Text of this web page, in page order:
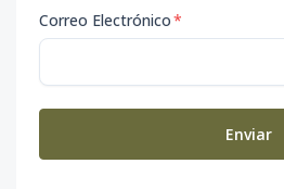
Correo Electrónico*
Enviar